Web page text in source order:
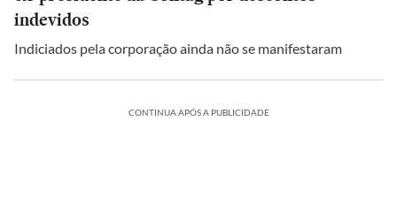
indevidos
Indiciados pela corporação ainda não se manifestaram
CONTINUA APÓS A PUBLICIDADE